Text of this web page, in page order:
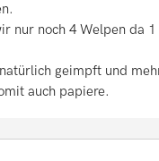
nur noch 4 Welpen da
geimpft und
auch papiere.